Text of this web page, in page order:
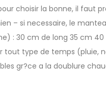
choisir la bonne, il faut
– si necessaire, le
: 30 cm de long 35 cm
type de temps (pluie,
gr?ce a la doublure